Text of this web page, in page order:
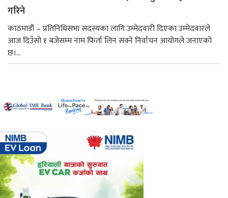
गरिने
काठमाडौं – प्रतिनिधिसभा सदस्यका लागि उम्मेदवारी दिएका उम्मेदवारले
आज दिउँसो १ बजेसम्म नाम फिर्ता लिन सक्ने निर्वाचन आयोगले जनाएको
छ।...